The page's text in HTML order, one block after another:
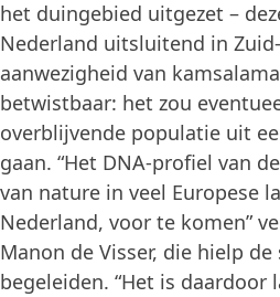
het duingebied uitgezet –
Nederland uitsluitend in
aanwezigheid van
betwistbaar: het zou
overblijvende populatie uit
gaan. “Het DNA-profiel van
van nature in veel Europese
Nederland, voor te komen”
Manon de Visser, die hielp
begeleiden. “Het is daardoor